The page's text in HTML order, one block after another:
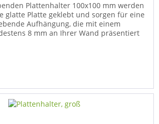
Plattenhalter 100x100 mm werden
glatte Platte geklebt und sorgen für eine
Aufhängung, die mit einem
8 mm an Ihrer Wand präsentiert